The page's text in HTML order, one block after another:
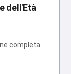
dell'Età
completa